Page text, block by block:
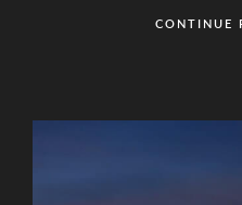
CONTINUE